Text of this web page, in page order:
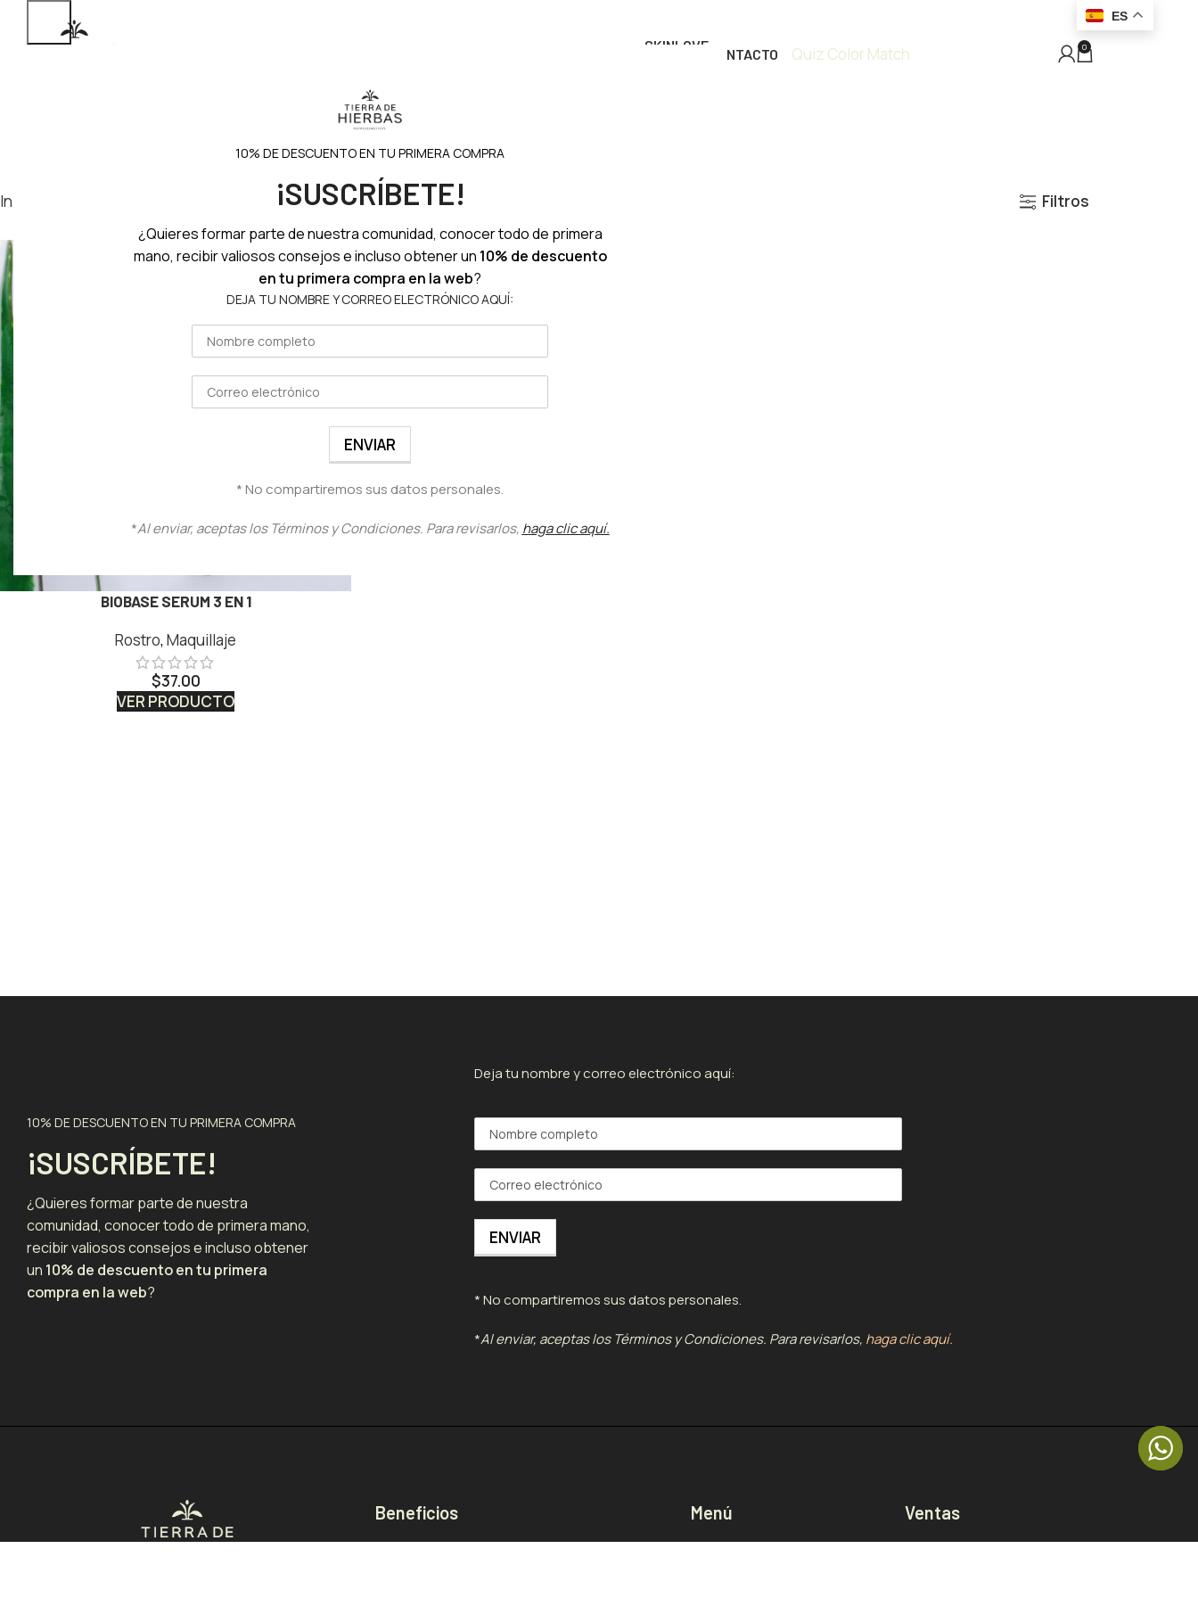
10% DE DESCUENTO EN TU PRIMERA COMPRA
¡SUSCRÍBETE!
¿Quieres formar parte de nuestra comunidad, conocer todo de primera
mano, recibir valiosos consejos e incluso obtener un 10% de descuento
en tu primera compra en la web?
DEJA TU NOMBRE Y CORREO ELECTRÓNICO AQUÍ:
* No compartiremos sus datos personales.
*Al enviar, aceptas los Términos y Condiciones. Para revisarlos, haga clic aquí.
SKINLOVE CONTACTO Quiz Color Match 0
Inicio Filtros
BIOBASE SERUM 3 EN 1
Rostro, Maquillaje
$37.00
VER PRODUCTO
10% DE DESCUENTO EN TU PRIMERA COMPRA
¡SUSCRÍBETE!
¿Quieres formar parte de nuestra
comunidad, conocer todo de primera mano,
recibir valiosos consejos e incluso obtener
un 10% de descuento en tu primera
compra en la web?
Deja tu nombre y correo electrónico aquí:
* No compartiremos sus datos personales.
*Al enviar, aceptas los Términos y Condiciones. Para revisarlos, haga clic aquí.
Beneficios Menú Ventas
ES